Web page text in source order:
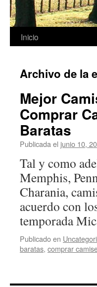
Saltar
contenido
Inicio
Archivo de la
Mejor
Comprar
Baratas
Publicada el junio 10,
Tal y como
Memphis,
Charania,
acuerdo con
temporada
Publicado en
baratas, comprar